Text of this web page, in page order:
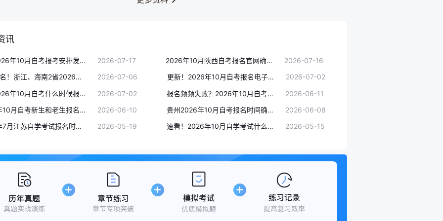
讯
北京2026年10月自考报考安排发布！8月30日官网通道开启 2026-07-17 2026年10月陕西自考报名官网确定：9月5日正式开启报名通道
2026-07-16
抓紧报名！浙江、海南2省2026年10月自考报考通道已开启，这些信息需多次核对
2026-07-06 更新！2026年10月自考报名电子照片拍摄要求及规格详解 （最新版）
2026-07-02
海南2026年10月自考什么时候报名？报考简章已出，7月6日开启！
2026-07-02 报名频频失败？2026年10月自考报不上名全部原因，避坑指南收好
2026-06-11
2026年10月自考新生和老生报名流程差异，一步选错直接报不上名
2026-06-10 贵州2026年10月自考报名时间确定！6月11日开启，错过再等一年
2026-06-08
2026年7月江苏自学考试报名时间：5月25日-5月29日
2026-05-19 速看！2026年10月自学考试什么时候报名、什么时候考试 2026-05-15